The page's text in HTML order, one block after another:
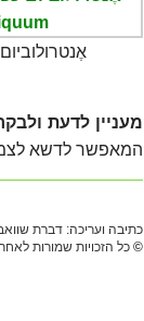
מעניין לדעת
המאפשר לדשא
כתיבה ועריכה: דברת
© כל הזכויות שמורות לאחר havatnoy.co.il בלבד.!